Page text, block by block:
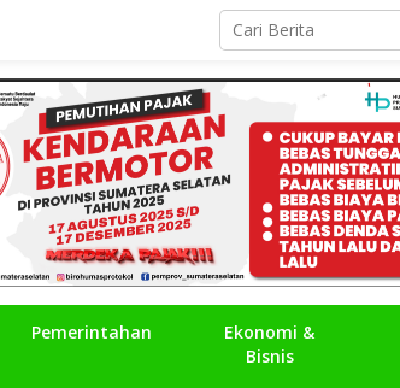
Pemerintahan
Ekonomi &
Bisnis